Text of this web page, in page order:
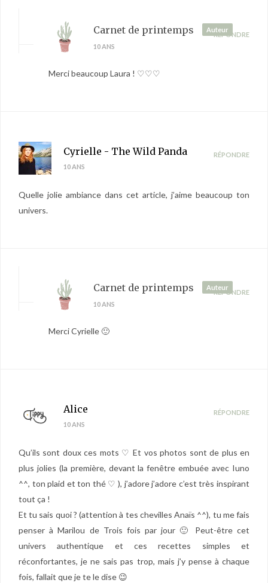
Carnet de printemps Auteur
10 ANS
RÉPONDRE
Merci beaucoup Laura ! ♡♡♡
Cyrielle - The Wild Panda
10 ANS
RÉPONDRE
Quelle jolie ambiance dans cet article, j’aime beaucoup ton
univers.
Carnet de printemps Auteur
10 ANS
RÉPONDRE
Merci Cyrielle 🙂
Alice
10 ANS
RÉPONDRE
Qu’ils sont doux ces mots ♡ Et vos photos sont de plus en
plus jolies (la première, devant la fenêtre embuée avec Iuno
^^, ton plaid et ton thé ♡ ), j’adore j’adore c’est très inspirant
tout ça !
Et tu sais quoi ? (attention à tes chevilles Anaïs ^^), tu me fais
penser à Marilou de Trois fois par jour 🙂 Peut-être cet
univers authentique et ces recettes simples et
réconfortantes, je ne sais pas trop, mais j’y pense à chaque
fois, fallait que je te le dise 😉